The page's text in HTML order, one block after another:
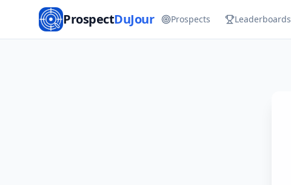
ProspectDuJour Prospects Leaderboards